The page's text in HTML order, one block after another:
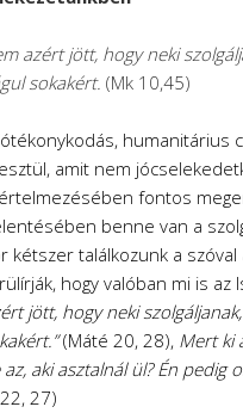
azért jött, hogy neki
sokakért. (Mk 10,45)
humanitárius
amit nem
fontos
benne van a
kétszer találkozunk a
hogy valóban mi is az
jött, hogy neki
(Máté 20, 28), Mert ki
az, aki asztalnál ül? Én
27)